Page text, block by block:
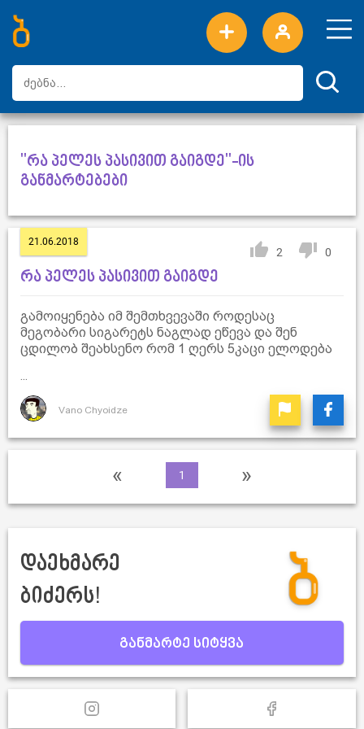
ახალი სიტყვები
ტოპ სიტყვები
დღის ტოპ სიტყვები
ტოპ მომხმარებლები
"რა პელეს პასივით გაიგდე"-ის
განმარტებები
21.06.2018
2 0
რა პელეს პასივით გაიგდე
გამოიყენება იმ შემთხვევაში როდესაც
მეგობარი სიგარეტს ნაგლად ეწევა და შენ
ცდილობ შეახსენო რომ 1 ღერს 5კაცი ელოდება
Vano Chyoidze
« 1 »
დაეხმარე
ბიძერს!
განმარტე სიტყვა